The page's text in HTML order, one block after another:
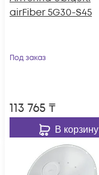
airFiber 5G30-S45
Под заказ
113 765 ₸
В корзину